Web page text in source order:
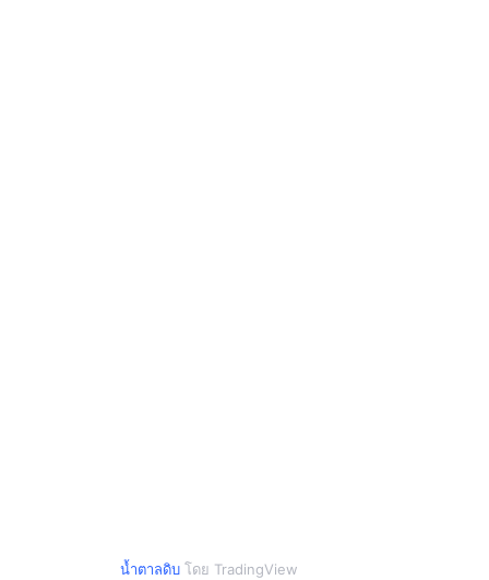
น้ำตาลดิบโดย TradingView